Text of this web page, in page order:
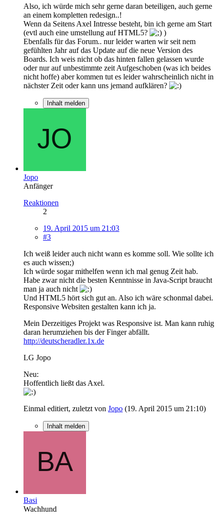
Also, ich würde mich sehr gerne daran beteiligen, auch gerne
an einem kompletten redesign..!
Wenn da Seitens Axel Intresse besteht, bin ich gerne am Start
(evtl auch eine umstellung auf HTML5?
)
Ebenfalls für das Forum.. nur leider warten wir seit nem
gefühlten Jahr auf das Update auf die neue Version des
Boards. Ich weis nicht ob das hinten fallen gelassen wurde
oder nur auf unbestimmte zeit Aufgeschoben (was ich beides
nicht hoffe) aber kommen tut es leider wahrscheinlich nicht in
nächster Zeit oder kann uns jemand aufklären?
Inhalt melden
Jopo
Anfänger
Reaktionen
2
19. April 2015 um 21:03
#3
Ich weiß leider auch nicht wann es komme soll. Wie sollte ich
es auch wissen;)
Ich würde sogar mithelfen wenn ich mal genug Zeit hab.
Habe zwar nicht die besten Kenntnisse in Java-Script braucht
man ja auch nicht
Und HTML5 hört sich gut an. Also ich wäre schonmal dabei.
Responsive Websiten gestalten kann ich ja.
Mein Derzeitiges Projekt was Responsive ist. Man kann ruhig
daran herumziehen bis der Finger abfällt.
http://deutscheradler.1x.de
LG Jopo
Neu:
Hoffentlich ließt das Axel.
Einmal editiert, zuletzt von Jopo (19. April 2015 um 21:10)
Inhalt melden
Basi
Wachhund